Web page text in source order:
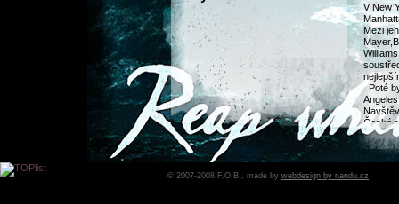
V New
Mezi
Poté
České
© 2007-2008 F.O.B., made by webdesign by nandu.cz